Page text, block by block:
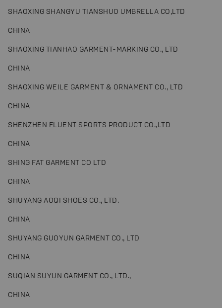
SHAOXING SHANGYU TIANSHUO UMBRELLA CO,LTD
CHINA
SHAOXING TIANHAO GARMENT-MARKING CO., LTD
CHINA
SHAOXING WEILE GARMENT & ORNAMENT CO., LTD
CHINA
SHENZHEN FLUENT SPORTS PRODUCT CO.,LTD
CHINA
SHING FAT GARMENT CO LTD
CHINA
SHUYANG AOQI SHOES CO., LTD.
CHINA
SHUYANG GUOYUN GARMENT CO., LTD
CHINA
SUQIAN SUYUN GARMENT CO., LTD.,
CHINA